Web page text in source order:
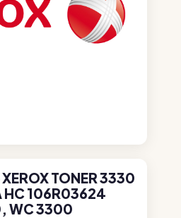
TONER 3330
HC 106R03624
WC 3300